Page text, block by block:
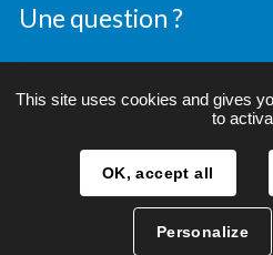
Une question ?
Plan du site
Politique de
This site uses cookies and gives
to
OK, accept all
Personalize